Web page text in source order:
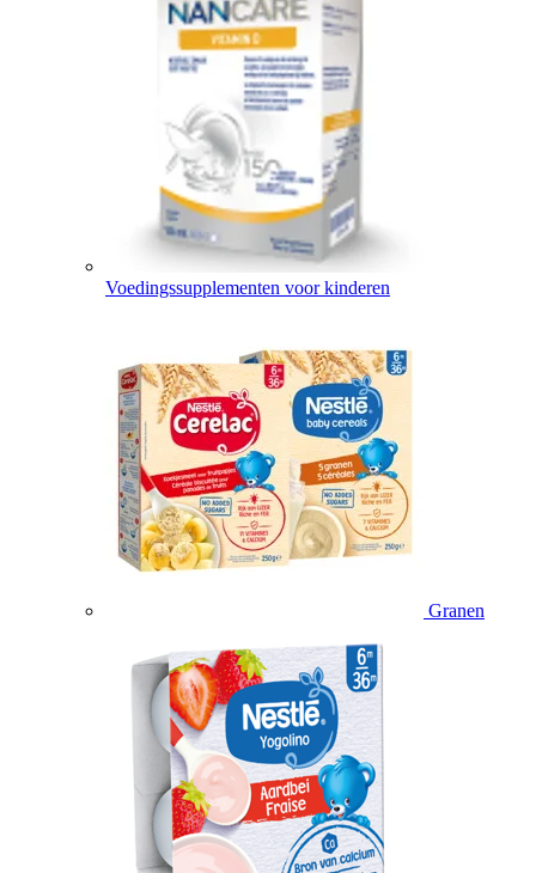
Voedingssupplementen voor kinderen
Granen